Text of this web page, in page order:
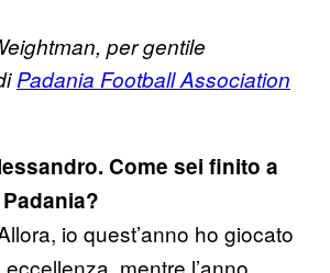
per gentile
Padania Football Association
Come sei finito a
io quest’anno ho giocato
mentre l’anno